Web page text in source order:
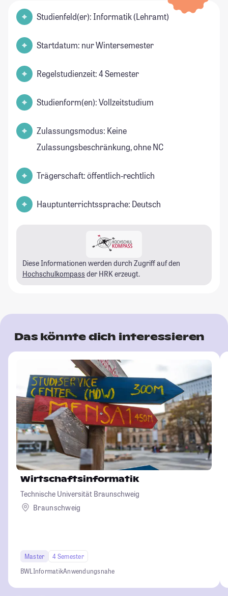
Studienfeld(er): Informatik (Lehramt)
Startdatum: nur Wintersemester
Regelstudienzeit: 4 Semester
Studienform(en): Vollzeitstudium
Zulassungsmodus: Keine
Zulassungsbeschränkung, ohne NC
Trägerschaft: öffentlich-rechtlich
Hauptunterrichtssprache: Deutsch
Diese Informationen werden durch Zugriff auf den
Hochschulkompass der HRK erzeugt.
Das könnte dich interessieren
Wirtschaftsinformatik
Technische Universität Braunschweig
Braunschweig
Master
4 Semester
BWLInformatikAnwendungsnahe